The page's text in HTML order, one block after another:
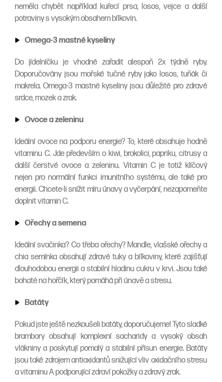
neměla chybět například kuřecí prsa, losos, vejce a další
potraviny s vysokým obsahem bílkovin.
Omega-3 mastné kyseliny
Do jídelníčku je vhodné zařadit alespoň 2x týdně ryby.
Doporučovány jsou mořské tučné ryby jako losos, tuňák či
makrela. Omega-3 mastné kyseliny jsou důležité pro zdravé
srdce, mozek a zrak.
Ovoce a zeleninu
Ideální ovoce na podporu energie? To, které obsahuje hodně
vitaminu C. Jde především o kiwi, brokolici, papriku, citrusy a
další čerstvé ovoce a zeleninu. Vitamin C je totiž klíčový
nejen pro normální funkci imunitního systému, ale také pro
energii. Chcete-li snížit míru únavy a vyčerpání, nezapomeňte
doplnit vitamin C.
Ořechy a semena
Ideální svačinka? Co třeba ořechy? Mandle, vlašské ořechy a
chia semínka obsahují zdravé tuky a bílkoviny, které zajišťují
dlouhodobou energii a stabilní hladinu cukru v krvi. Jsou také
bohaté na hořčík, který pomáhá při únavě a stresu.
Batáty
Pokud jste ještě nezkoušeli batáty, doporučujeme! Tyto sladké
brambory obsahují komplexní sacharidy a vysoký obsah
vlákniny a poskytují pomalý a stabilní přísun energie. Batáty
jsou také zdrojem antioxidantů snižující vliv oxidačního stresu
a vitaminu A podporující zdraví pokožky a zdravý zrak.